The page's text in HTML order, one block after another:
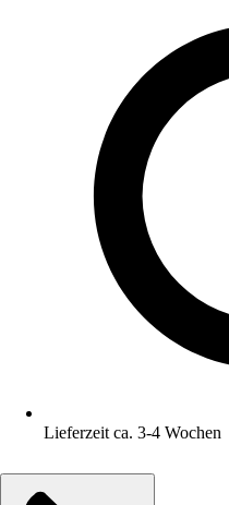
Lieferzeit ca. 3-4 Wochen